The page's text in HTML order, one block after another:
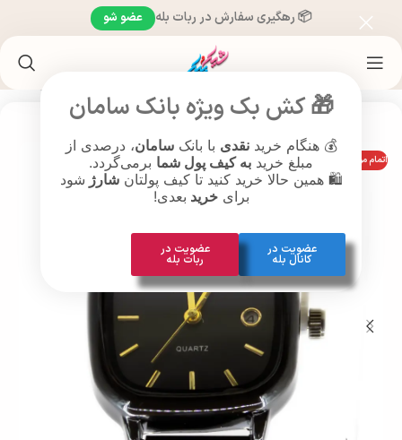
🎁 کش بک ویژه بانک سامان
💰 هنگام خریدنقدی با بانکسامان، درصدی از
مبلغ خرید به کیف پول شما برمی‌گردد.
🛍️ همین حالا خرید کنید تا کیف پولتانشارژ شود
برایخرید بعدی!
عضویت در
کانال بله
عضویت در
ربات بله
📦 رهگیری سفارش در ربات بله عضو شو
اتمام موجودی